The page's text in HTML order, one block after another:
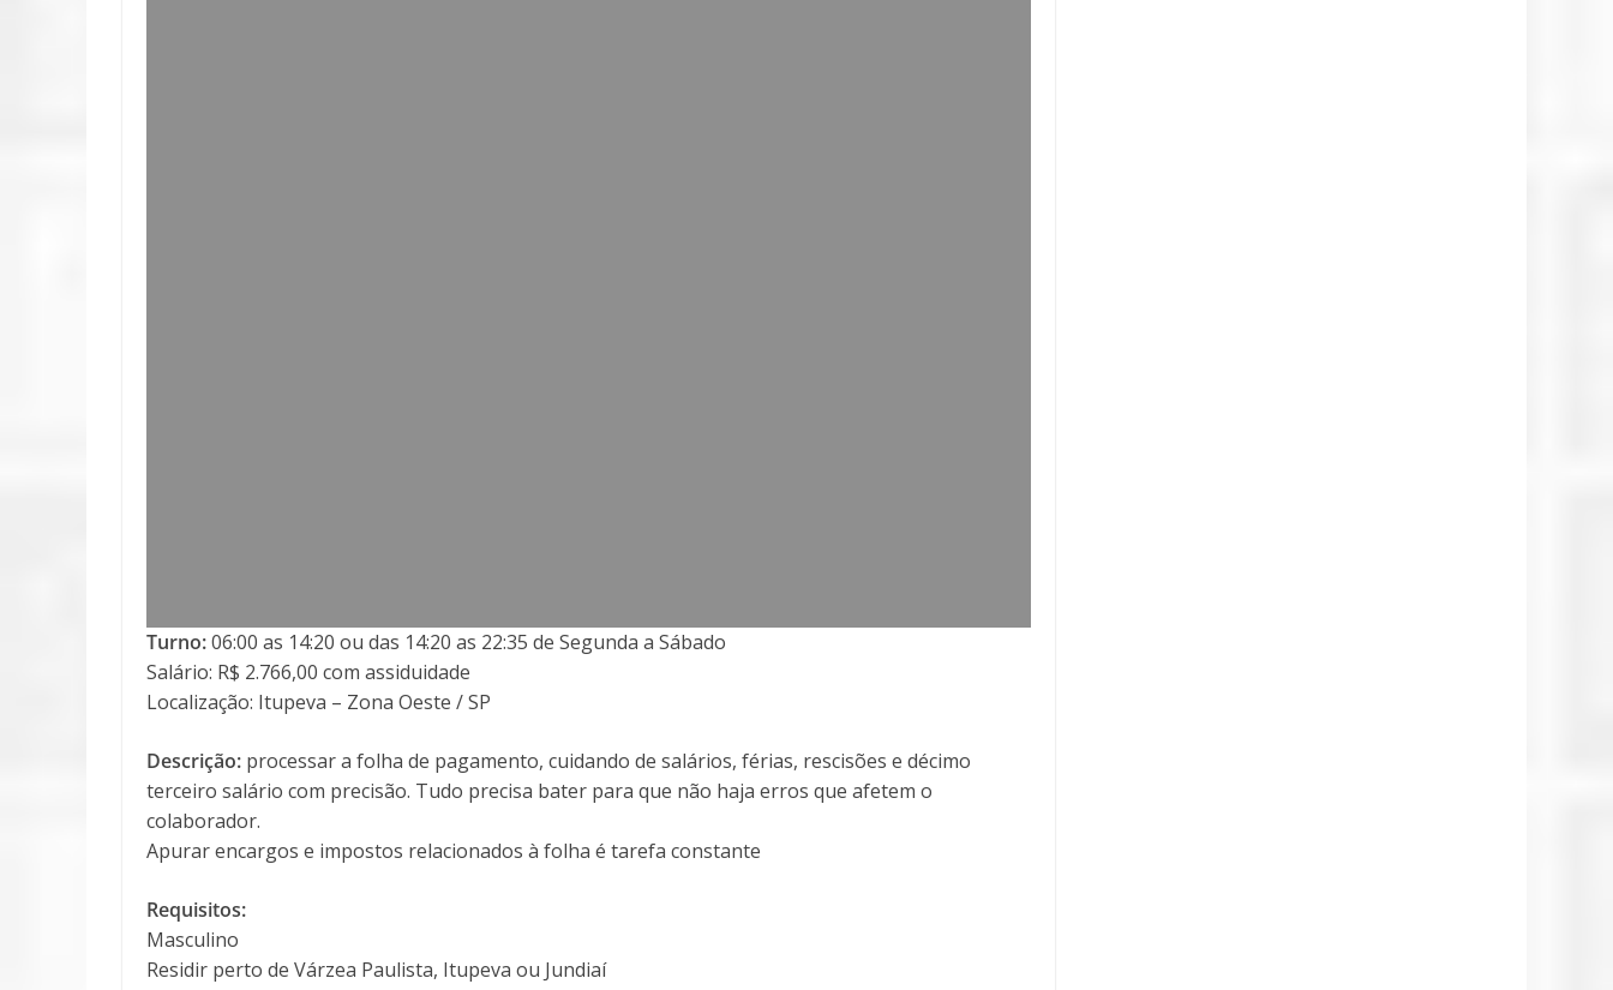
Turno:06:00 as 14:20 ou das 14:20 as 22:35 de Segunda a Sábado
Salário: R$ 2.766,00 com assiduidade
Localização: Itupeva – Zona Oeste / SP
Descrição: processar a folha de pagamento, cuidando de salários, férias, rescisões e décimo
terceiro salário com precisão. Tudo precisa bater para que não haja erros que afetem o
colaborador.
Apurar encargos e impostos relacionados à folha é tarefa constante
Requisitos:
Masculino
Residir perto de Várzea Paulista, Itupeva ou Jundiaí